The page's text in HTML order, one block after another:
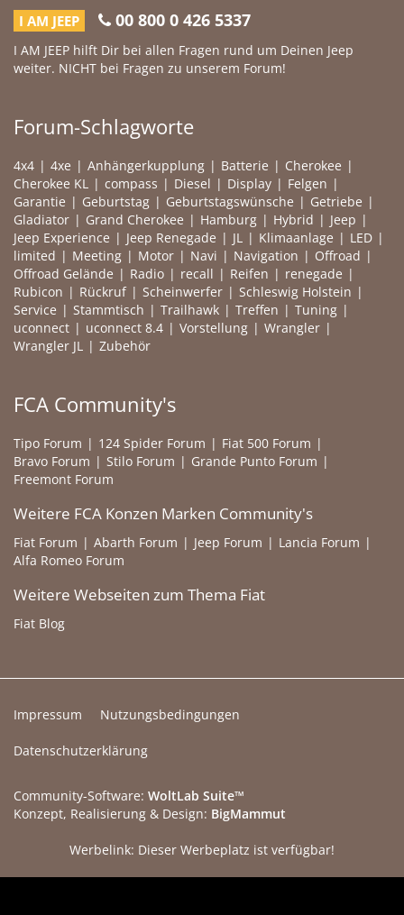
I AM JEEP 00 800 0 426 5337
I AM JEEP hilft Dir bei allen Fragen rund um Deinen Jeep
weiter. NICHT bei Fragen zu unserem Forum!
Forum-Schlagworte
4x4 4xe Anhängerkupplung Batterie
Cherokee
Cherokee KL
compass Diesel Display
Felgen
Garantie
Geburtstag Geburtstagswünsche
Getriebe
Gladiator
Grand Cherokee Hamburg Hybrid
Jeep
Jeep Experience
Jeep Renegade JL Klimaanlage
LED
limited
Meeting Motor Navi Navigation
Offroad
Offroad Gelände
Radio recall Reifen
renegade
Rubicon
Rückruf Scheinwerfer
Schleswig Holstein
Service
Stammtisch Trailhawk Treffen
Tuning
uconnect
uconnect 8.4 Vorstellung
Wrangler
Wrangler JL
Zubehör
FCA Community's
Tipo Forum 124 Spider Forum
Fiat 500 Forum
Bravo Forum
Stilo Forum
Grande Punto Forum
Freemont Forum
Weitere FCA Konzen Marken Community's
Fiat Forum Abarth Forum Jeep Forum
Lancia Forum
Alfa Romeo Forum
Weitere Webseiten zum Thema Fiat
Fiat Blog
Impressum Nutzungsbedingungen
Datenschutzerklärung
Community-Software: WoltLab Suite™
Konzept, Realisierung & Design: BigMammut
Werbelink: Dieser Werbeplatz ist verfügbar!